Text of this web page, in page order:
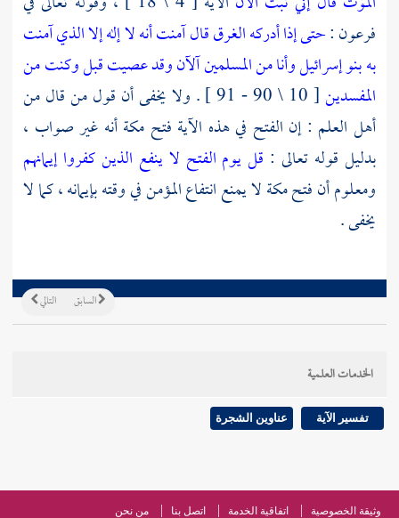
فرعون:حتى إذا أدركه الغرق قال آمنت أنه لا إله إلا الذي آمنت
به بنو إسرائيل وأنا من المسلمينآلآن وقد عصيت قبل وكنت من
المفسدين
[ 10 \ 90 - 91 ] . ولا يخفى أن قول من قال من
أهل العلم : إن الفتح في هذه الآية فتح مكةأنه غير صواب ،
بدليل قوله تعالى : قل يوم الفتح لا ينفع الذين كفروا إيمانهم
ومعلوم أن فتحمكةلا يمنع انتفاع المؤمن في وقته بإيمانه ، كما لا
يخفى .
التالي السابق
الخدمات العلمية
تفسير الآية عناوين الشجرة
وثيقة الخصوصية اتفاقية الخدمة اتصل بنا من نحن